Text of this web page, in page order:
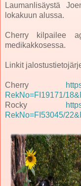
Laumanlisäystä
lokakuun alussa.
Cherry kilpailee
medikakkosessa.
Linkit
Cherry
RekNo=FI19171/
Rocky
RekNo=FI53045/